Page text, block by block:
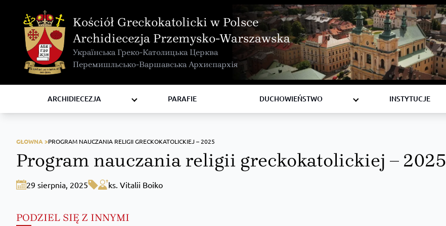
Kościół Greckokatolicki w Polsce
Archidiecezja Przemysko-Warszawska
Українська Греко-Католицька Церква
Перемишльсько-Варшавська Архиєпархія
ARCHIDIECEZJA
KURIA METROPOLITALNA
KAPITUŁA
KOMISJE I WYDZIAŁY
RADY
ZAKONY I ZGROMADZENIA
PARAFIE
DUCHOWIEŃSTWO
BISKUPI
KSIĘŻA
INSTYTUCJE
GŁOWNA >PROGRAM NAUCZANIA RELIGII GRECKOKATOLICKIEJ – 2025
Program nauczania religii greckokatolickiej – 2025
29 sierpnia, 2025 ks. Vitalii Boiko
PODZIEL SIĘ Z INNYMI